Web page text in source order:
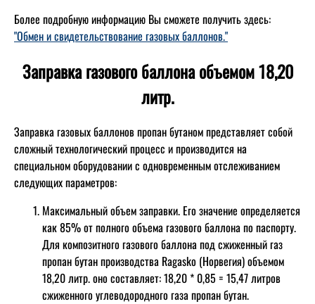
Более подробную информацию Вы сможете получить здесь:
"Обмен и свидетельствование газовых баллонов."
Заправка газового баллона объемом 18,20
литр.
Заправка газовых баллонов пропан бутаном представляет собой
сложный технологический процесс и производится на
специальном оборудовании с одновременным отслеживанием
следующих параметров:
Максимальный объем заправки. Его значение определяется
как 85% от полного объема газового баллона по паспорту.
Для композитного газового баллона под сжиженный газ
пропан бутан производства Ragasko (Норвегия) объемом
18,20 литр. оно составляет: 18,20 * 0,85 = 15,47 литров
сжиженного углеводородного газа пропан бутан.